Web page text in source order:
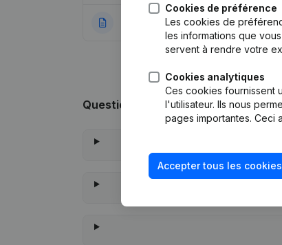
04-07-2019 Rubrique
Questions fréquemment posées
Cookies de préférence
Les cookies de
les informations que
servent à rendre votre
Cookies analytiques
Ces cookies fournissent
l'utilisateur. Ils nous
pages importantes. Ceci
Accepter tous les cookies